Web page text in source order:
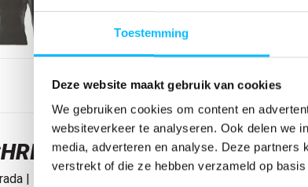
Toestemming
Deze website maakt gebruik van cookies
We gebruiken cookies om content en
websiteverkeer te analyseren. Ook delen we
media, adverteren en analyse. Deze partners
verstrekt of die ze hebben verzameld op
| 50178-870 | 018-donkerantraciet Lichtgewicht.